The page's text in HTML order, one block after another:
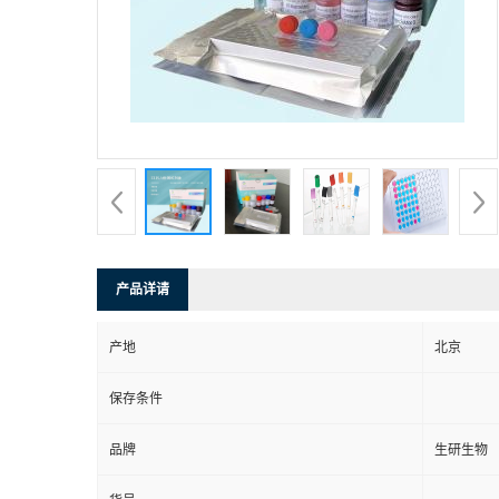
产品详请
产地 北京
保存条件
品牌 生研生物